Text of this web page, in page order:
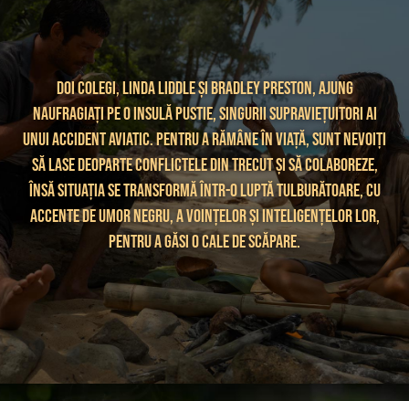
Doi colegi, Linda Liddle și Bradley Preston, ajung
naufragiați pe o insulă pustie, singurii supraviețuitori ai
unui accident aviatic. Pentru a rămâne în viață, sunt nevoiți
să lase deoparte conflictele din trecut și să colaboreze,
însă situația se transformă într-o luptă tulburătoare, cu
accente de umor negru, a voințelor și inteligențelor lor,
pentru a găsi o cale de scăpare.